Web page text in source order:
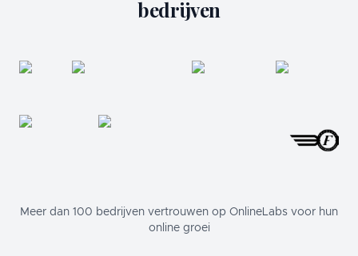
bedrijven
Meer dan 100 bedrijven vertrouwen op OnlineLabs voor hun
online groei